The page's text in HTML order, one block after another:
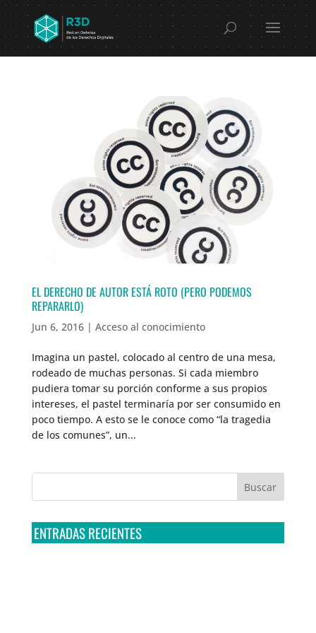
EL DERECHO DE AUTOR ESTÁ ROTO (PERO PODEMOS
REPARARLO)
Jun 6, 2016| Acceso al conocimiento
Imagina un pastel, colocado al centro de una mesa,
rodeado de muchas personas. Si cada miembro
pudiera tomar su porción conforme a sus propios
intereses, el pastel terminaría por ser consumido en
poco tiempo. A esto se le conoce como “la tragedia
de los comunes”, un...
ENTRADAS RECIENTES